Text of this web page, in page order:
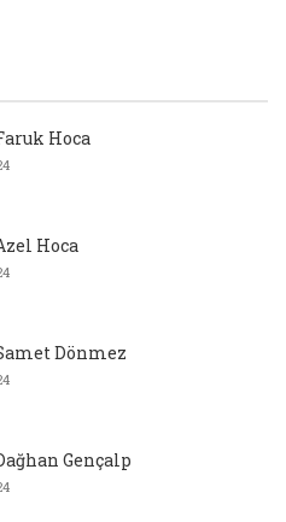
Hoca
Hoca
Dönmez
Gençalp